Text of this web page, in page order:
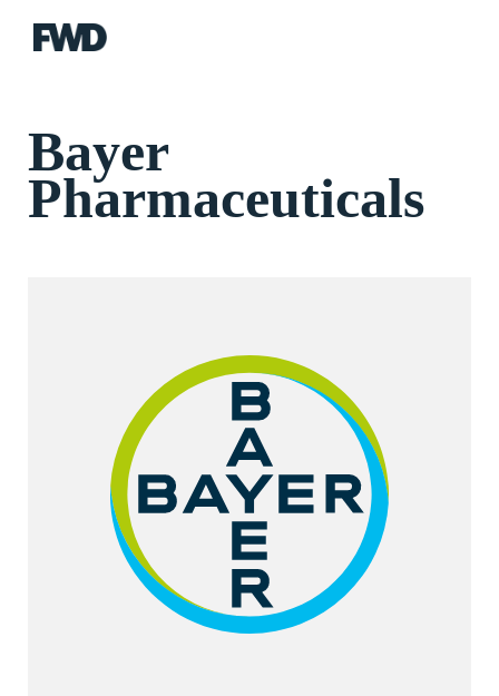
FWD
Bayer
Pharmaceuticals